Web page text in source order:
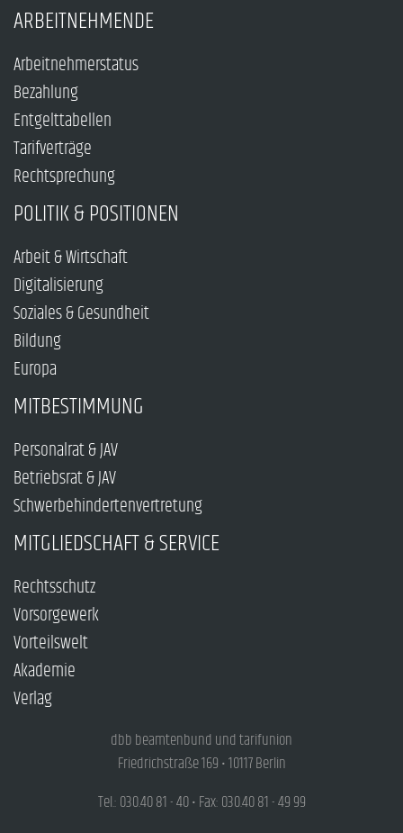
ARBEITNEHMENDE
Arbeitnehmerstatus
Bezahlung
Entgelttabellen
Tarifverträge
Rechtsprechung
POLITIK & POSITIONEN
Arbeit & Wirtschaft
Digitalisierung
Soziales & Gesundheit
Bildung
Europa
MITBESTIMMUNG
Personalrat & JAV
Betriebsrat & JAV
Schwerbehindertenvertretung
MITGLIEDSCHAFT & SERVICE
Rechtsschutz
Vorsorgewerk
Vorteilswelt
Akademie
Verlag
dbb beamtenbund und tarifunion
Friedrichstraße 169 • 10117 Berlin
Tel.: 030.40 81 - 40 • Fax: 030.40 81 - 49 99